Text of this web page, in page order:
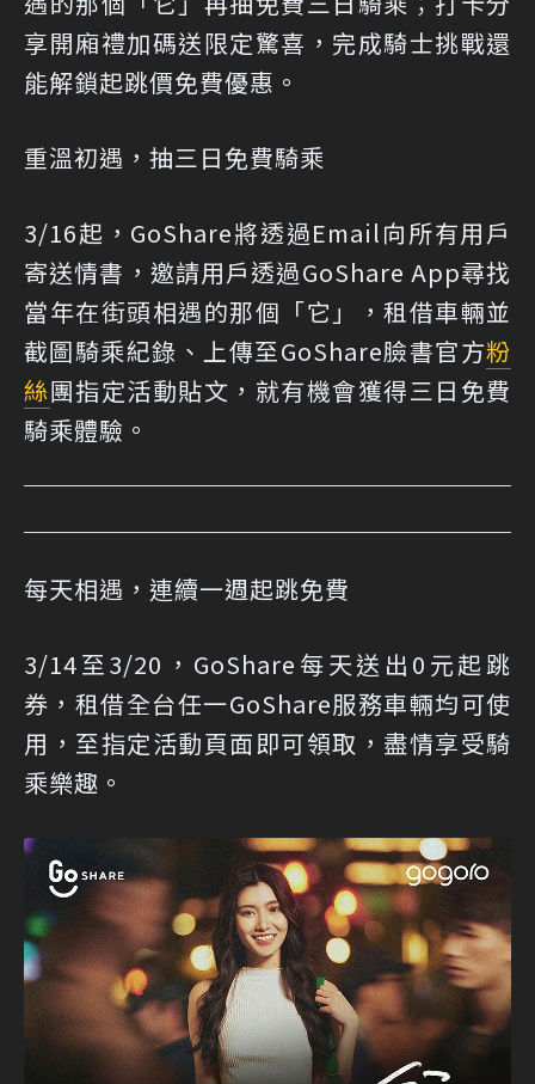
享開廂禮加碼送限定驚喜，完成騎士挑戰還
能解鎖起跳價免費優惠。
重溫初遇，抽三日免費騎乘
3/16起，GoShare將透過Email向所有用戶
寄送情書，邀請用戶透過GoShare App尋找
當年在街頭相遇的那個「它」，租借車輛並
截圖騎乘紀錄、上傳至GoShare臉書官方粉
絲團指定活動貼文，就有機會獲得三日免費
騎乘體驗。
每天相遇，連續一週起跳免費
3/14至3/20，GoShare每天送出0元起跳
券，租借全台任一GoShare服務車輛均可使
用，至指定活動頁面即可領取，盡情享受騎
乘樂趣。